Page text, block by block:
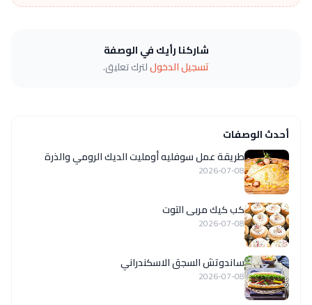
شاركنا رأيك في الوصفة
تسجيل الدخوللترك تعليق.
أحدث الوصفات
طريقة عمل سوفليه أومليت الديك الرومي والذرة
2026-07-08
كب كيك مربى التوت
2026-07-08
ساندوتش السجق الاسكندراني
2026-07-08